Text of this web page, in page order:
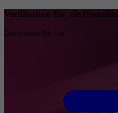
Verifikation für .de-Domains
Das müssen Sie tun